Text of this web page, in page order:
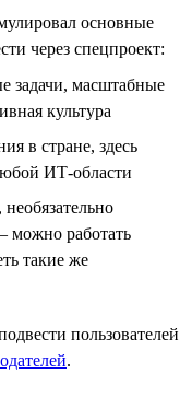
основные
через спецпроект:
задачи, масштабные
культура
в стране, здесь
ИТ-области
можно работать
такие же
пользователей
.